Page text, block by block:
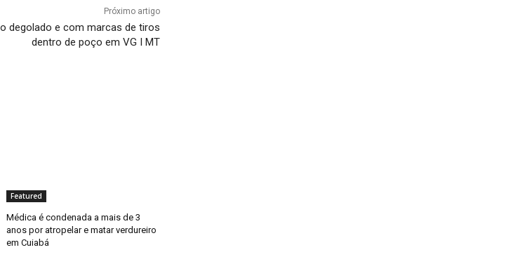
Próximo artigo
degolado e com marcas de tiros
dentro de poço em VG I MT
Featured
Médica é condenada a mais de 3
anos por atropelar e matar verdureiro
em Cuiabá